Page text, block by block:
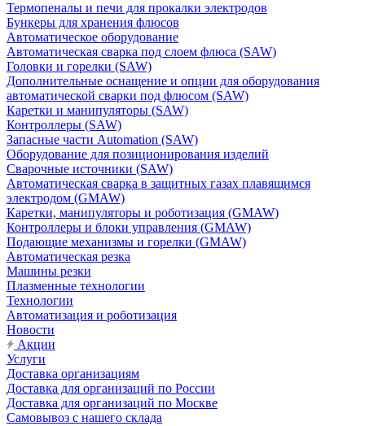
Термопеналы и печи для прокалки электродов
Бункеры для хранения флюсов
Автоматическое оборудование
Автоматическая сварка под слоем флюса (SAW)
Головки и горелки (SAW)
Дополнительные оснащение и опции для оборудования
автоматической сварки под флюсом (SAW)
Каретки и манипуляторы (SAW)
Контроллеры (SAW)
Запасные части Automation (SAW)
Оборудование для позиционирования изделий
Сварочные источники (SAW)
Автоматическая сварка в защитных газах плавящимся
электродом (GMAW)
Каретки, манипуляторы и роботизация (GMAW)
Контроллеры и блоки управления (GMAW)
Подающие механизмы и горелки (GMAW)
Автоматическая резка
Машины резки
Плазменные технологии
Технологии
Автоматизация и роботизация
Новости
Акции
Услуги
Доставка организациям
Доставка для организаций по России
Доставка для организаций по Москве
Самовывоз с нашего склада